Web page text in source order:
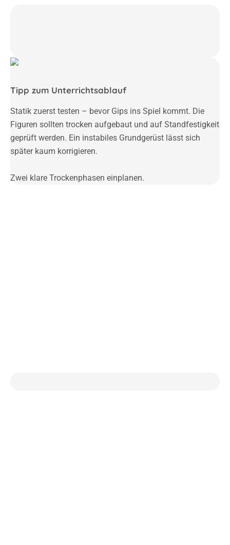
Tipp zum Unterrichtsablauf
Statik zuerst testen – bevor Gips ins Spiel kommt. Die
Figuren sollten trocken aufgebaut und auf Standfestigkeit
geprüft werden. Ein instabiles Grundgerüst lässt sich
später kaum korrigieren.
Zwei klare Trockenphasen einplanen.